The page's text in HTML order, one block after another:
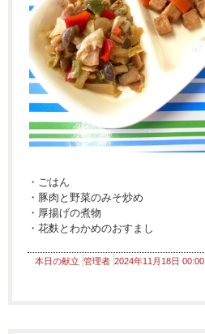
・ごはん
・豚肉と野菜のみそ炒め
・厚揚げの煮物
・花麩とわかめのおすまし
本日の献立 管理者 2024年11月18日 00:00